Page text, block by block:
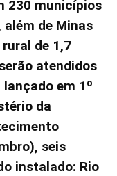
230 municípios
além de Minas
de 1,7
atendidos
em 1º
da
seis
instalado: Rio